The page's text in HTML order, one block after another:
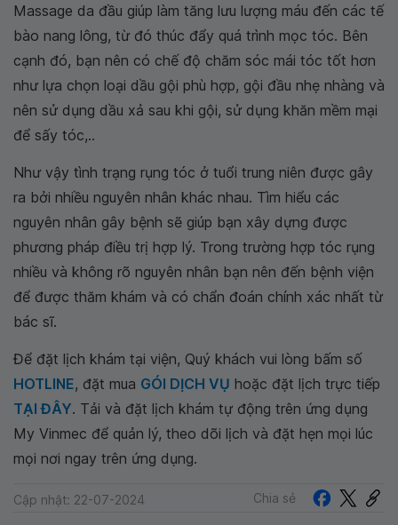
Massage da đầu giúp làm tăng lưu lượng máu đến các tế
bào nang lông, từ đó thúc đẩy quá trình mọc tóc. Bên
cạnh đó, bạn nên có chế độ chăm sóc mái tóc tốt hơn
như lựa chọn loại dầu gội phù hợp, gội đầu nhẹ nhàng và
nên sử dụng dầu xả sau khi gội, sử dụng khăn mềm mại
để sấy tóc,..
Như vậy tình trạng rụng tóc ở tuổi trung niên được gây
ra bởi nhiều nguyên nhân khác nhau. Tìm hiểu các
nguyên nhân gây bệnh sẽ giúp bạn xây dựng được
phương pháp điều trị hợp lý. Trong trường hợp tóc rụng
nhiều và không rõ nguyên nhân bạn nên đến bệnh viện
để được thăm khám và có chẩn đoán chính xác nhất từ
bác sĩ.
Để đặt lịch khám tại viện, Quý khách vui lòng bấm số
HOTLINE, đặt mua GÓI DỊCH VỤ hoặc đặt lịch trực tiếp
TẠI ĐÂY. Tải và đặt lịch khám tự động trên ứng dụng
My Vinmec để quản lý, theo dõi lịch và đặt hẹn mọi lúc
mọi nơi ngay trên ứng dụng.
Cập nhật: 22-07-2024 Chia sẻ